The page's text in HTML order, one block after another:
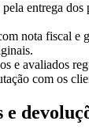
entrega dos
nota fiscal e
e avaliados
com os